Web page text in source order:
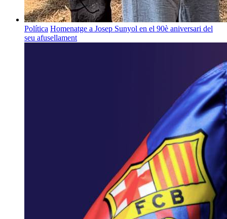
Política Homenatge a Josep Sunyol en el 90è aniversari del
seu afusellament